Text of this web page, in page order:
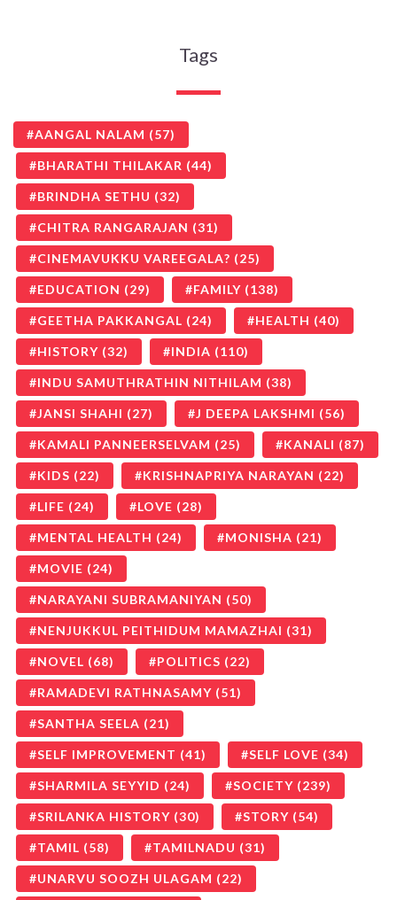
Tags
AANGAL NALAM (57)
BHARATHI THILAKAR (44)
BRINDHA SETHU (32)
CHITRA RANGARAJAN (31)
CINEMAVUKKU VAREEGALA? (25)
EDUCATION (29) FAMILY (138)
GEETHA PAKKANGAL (24) HEALTH (40)
HISTORY (32) INDIA (110)
INDU SAMUTHRATHIN NITHILAM (38)
JANSI SHAHI (27) J DEEPA LAKSHMI (56)
KAMALI PANNEERSELVAM (25) KANALI (87)
KIDS (22) KRISHNAPRIYA NARAYAN (22)
LIFE (24) LOVE (28)
MENTAL HEALTH (24) MONISHA (21)
MOVIE (24)
NARAYANI SUBRAMANIYAN (50)
NENJUKKUL PEITHIDUM MAMAZHAI (31)
NOVEL (68) POLITICS (22)
RAMADEVI RATHNASAMY (51)
SANTHA SEELA (21)
SELF IMPROVEMENT (41) SELF LOVE (34)
SHARMILA SEYYID (24) SOCIETY (239)
SRILANKA HISTORY (30) STORY (54)
TAMIL (58) TAMILNADU (31)
UNARVU SOOZH ULAGAM (22)